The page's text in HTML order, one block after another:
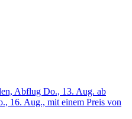
Abflug Do., 13. Aug. ab
16. Aug., mit einem Preis von